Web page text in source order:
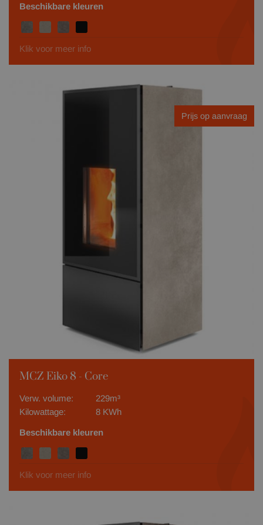
Beschikbare kleuren
Klik voor meer info
Prijs op aanvraag
MCZ Eiko 8 - Core
Verw. volume:
229m³
Kilowattage:
8 KWh
Beschikbare kleuren
Klik voor meer info